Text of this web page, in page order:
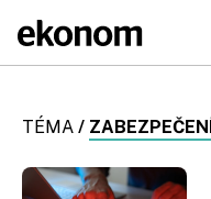
TÉMA /